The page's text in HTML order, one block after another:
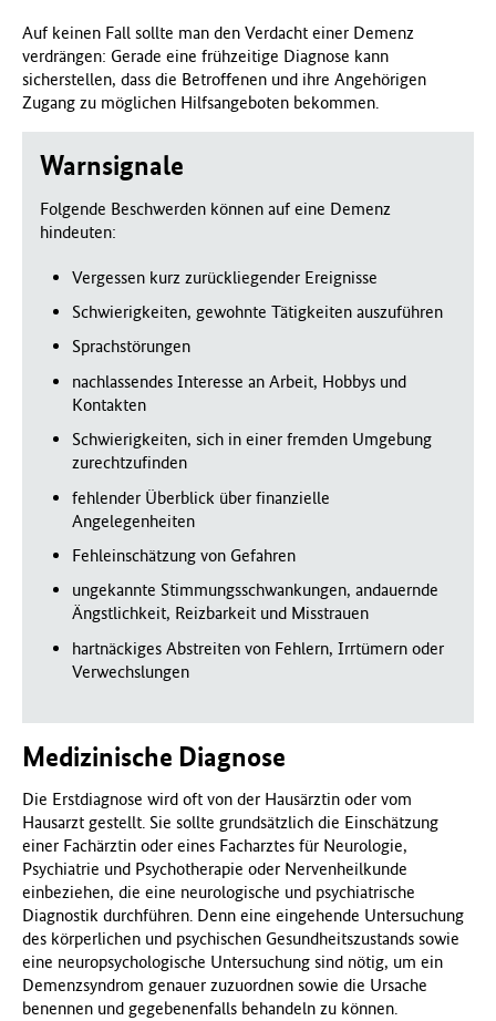
Auf keinen Fall sollte man den Verdacht einer Demenz
verdrängen: Gerade eine frühzeitige Diagnose kann
sicherstellen, dass die Betroffenen und ihre Angehörigen
Zugang zu möglichen Hilfsangeboten bekommen.
Warnsignale
Folgende Beschwerden können auf eine Demenz
hindeuten:
Vergessen kurz zurückliegender Ereignisse
Schwierigkeiten, gewohnte Tätigkeiten auszuführen
Sprachstörungen
nachlassendes Interesse an Arbeit, Hobbys und
Kontakten
Schwierigkeiten, sich in einer fremden Umgebung
zurechtzufinden
fehlender Überblick über finanzielle
Angelegenheiten
Fehleinschätzung von Gefahren
ungekannte Stimmungsschwankungen, andauernde
Ängstlichkeit, Reizbarkeit und Misstrauen
hartnäckiges Abstreiten von Fehlern, Irrtümern oder
Verwechslungen
Medizinische Diagnose
Die Erstdiagnose wird oft von der Hausärztin oder vom
Hausarzt gestellt. Sie sollte grundsätzlich die Einschätzung
einer Fachärztin oder eines Facharztes für Neurologie,
Psychiatrie und Psychotherapie oder Nervenheilkunde
einbeziehen, die eine neurologische und psychiatrische
Diagnostik durchführen. Denn eine eingehende Untersuchung
des körperlichen und psychischen Gesundheitszustands sowie
eine neuropsychologische Untersuchung sind nötig, um ein
Demenzsyndrom genauer zuzuordnen sowie die Ursache
benennen und gegebenenfalls behandeln zu können.